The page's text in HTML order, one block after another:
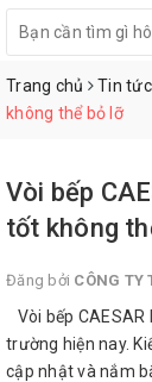
Trang chủ Tin tức
không thể bỏ lỡ
Vòi bếp
tốt không
Đăng bởi CÔNG TY
Vòi bếp
trường hiện nay.
cập nhật và nắm